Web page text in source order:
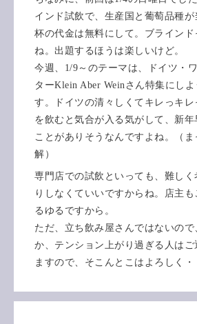
インド試飲で、生産国と葡萄品種が
杯の代金は無料にして。ブラインド
ね。出題するほうは楽しいけど。
今週、1/9～のテーマは、ドイツ・
ターKlein Aber Weinさん特集にし
す。ドイツの清々しくてキレっキ
を飲むと気合が入る気がして、新
ことがありそうなんですよね。（
解）
専門店での試飲といっても、難しく
りしなくていいですからね。店主
るゆるですから。
ただ、立ち飲み屋さんではないので
か、テンション上がり過ぎる人は
ますので、そこんとこはよろしく・